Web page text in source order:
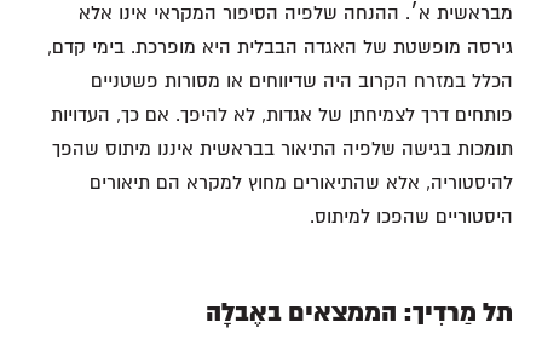
מבראשית א׳. ההנחה שלפיה הסיפור המקראי אינו אלא
גירסה מופשטת של האגדה הבבלית היא מופרכת. בימי קדם,
הכלל במזרח הקרוב היה שדיווחים או מסורות פשטניים
פותחים דרך לצמיחתן של אגדות, לא להיפך. אם כך, העדויות
תומכות בגישה שלפיה התיאור בבראשית איננו מיתוס שהפך
להיסטוריה, אלא שהתיאורים מחוץ למקרא הם תיאורים
היסטוריים שהפכו למיתוס.
תל מַרדִיך: הממצאים באֶבלָה